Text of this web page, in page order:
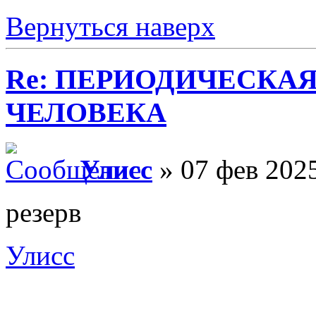
Вернуться наверх
Re:
ЧЕЛОВЕКА
Улисс » 07 фев
резерв
Улисс